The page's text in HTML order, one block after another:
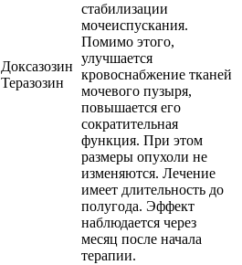
Доксазозин
Теразозин
стабилизации
мочеиспускания.
Помимо этого,
улучшается
кровоснабжение тканей
мочевого пузыря,
повышается его
сократительная
функция. При этом
размеры опухоли не
изменяются. Лечение
имеет длительность до
полугода. Эффект
наблюдается через
месяц после начала
терапии.